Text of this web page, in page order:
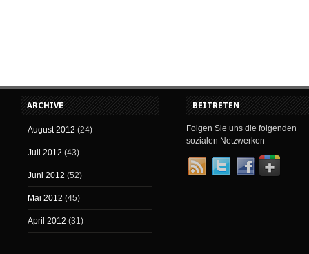
ARCHIVE
August 2012 (24)
Juli 2012 (43)
Juni 2012 (52)
Mai 2012 (45)
April 2012 (31)
BEITRETEN
Folgen Sie uns die folgenden
sozialen Netzwerken